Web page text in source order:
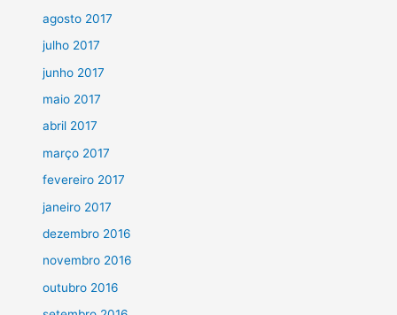
agosto 2017
julho 2017
junho 2017
maio 2017
abril 2017
março 2017
fevereiro 2017
janeiro 2017
dezembro 2016
novembro 2016
outubro 2016